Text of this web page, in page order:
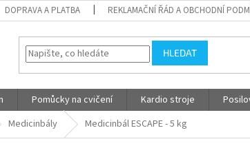
DOPRAVA A PLATBA REKLAMAČNÍ ŘÁD A OBCHODNÍ
HLEDAT
Pomůcky na cvičení Kardio stroje
Medicinbály Medicinbál ESCAPE - 5 kg